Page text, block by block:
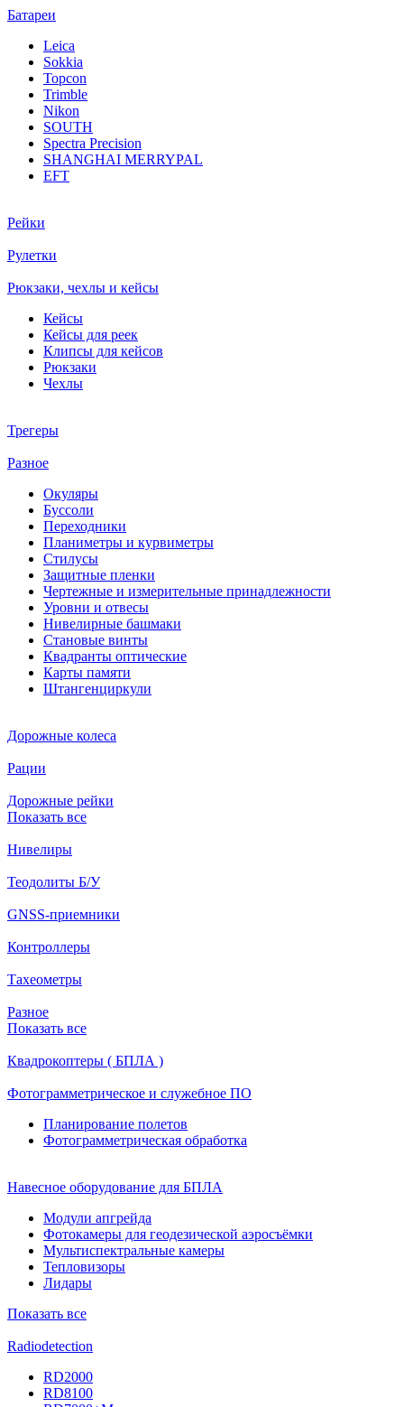
Батареи
Leica
Sokkia
Topcon
Trimble
Nikon
SOUTH
Spectra Precision
SHANGHAI MERRYPAL
EFT
Рейки
Рулетки
Рюкзаки, чехлы и кейсы
Кейсы
Кейсы для реек
Клипсы для кейсов
Рюкзаки
Чехлы
Трегеры
Разное
Окуляры
Буссоли
Переходники
Планиметры и курвиметры
Стилусы
Защитные пленки
Чертежные и измерительные принадлежности
Уровни и отвесы
Нивелирные башмаки
Становые винты
Квадранты оптические
Карты памяти
Штангенциркули
Дорожные колеса
Рации
Дорожные рейки
Показать все
Нивелиры
Теодолиты Б/У
GNSS-приемники
Контроллеры
Тахеометры
Разное
Показать все
Квадрокоптеры ( БПЛА )
Фотограмметрическое и служебное ПО
Планирование полетов
Фотограмметрическая обработка
Навесное оборудование для БПЛА
Модули апгрейда
Фотокамеры для геодезической аэросъёмки
Мультиспектральные камеры
Тепловизоры
Лидары
Показать все
Radiodetection
RD2000
RD8100